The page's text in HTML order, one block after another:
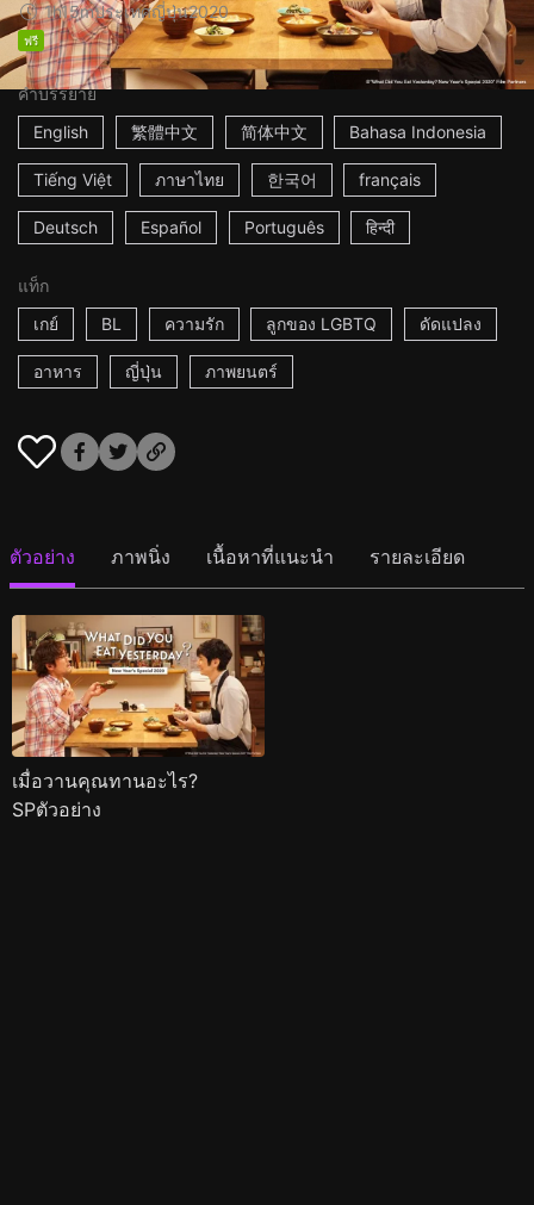
1h15mประเทศญี่ปุ่น2020
ฟรี
คำบรรยาย
English
繁體中文 简体中文 Bahasa Indonesia
Tiếng Việt ภาษาไทย 한국어 français
Deutsch Español Português हिन्दी
แท็ก
เกย์
BL ความรัก ลูกของ LGBTQ ดัดแปลง
อาหาร ญี่ปุ่น ภาพยนตร์
ตัวอย่าง ภาพนิ่ง เนื้อหาที่แนะนำ รายละเอียด
เมื่อวานคุณทานอะไร?
SPตัวอย่าง